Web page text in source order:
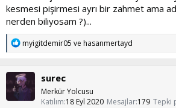
kesmesi pişirmesi ayrı bir zahmet ama
nerden biliyosam ?)...
T
p
k
i
l
e
myigitdemir05 ve hasanmertayd
surec
Merkür Yolcusu
Katılım 18 Eyl 2020 Mesajlar 179 Tepki